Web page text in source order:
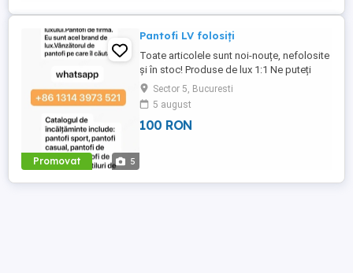
Promovat 5
Pantofi LV folosiți
Toate articolele sunt noi-nouțe, nefolosite
și în stoc! Produse de lux 1:1 Ne puteți
contacta și prin WhatsApp (+86)(1314)
(3973)(521) pentru o reducere de 5-10
USD. De asemenea, vindem: încălțăminte,
curele, ochelari de soare, îmbrăcăminte,
Sector 5, Bucuresti
5 august
100 RON